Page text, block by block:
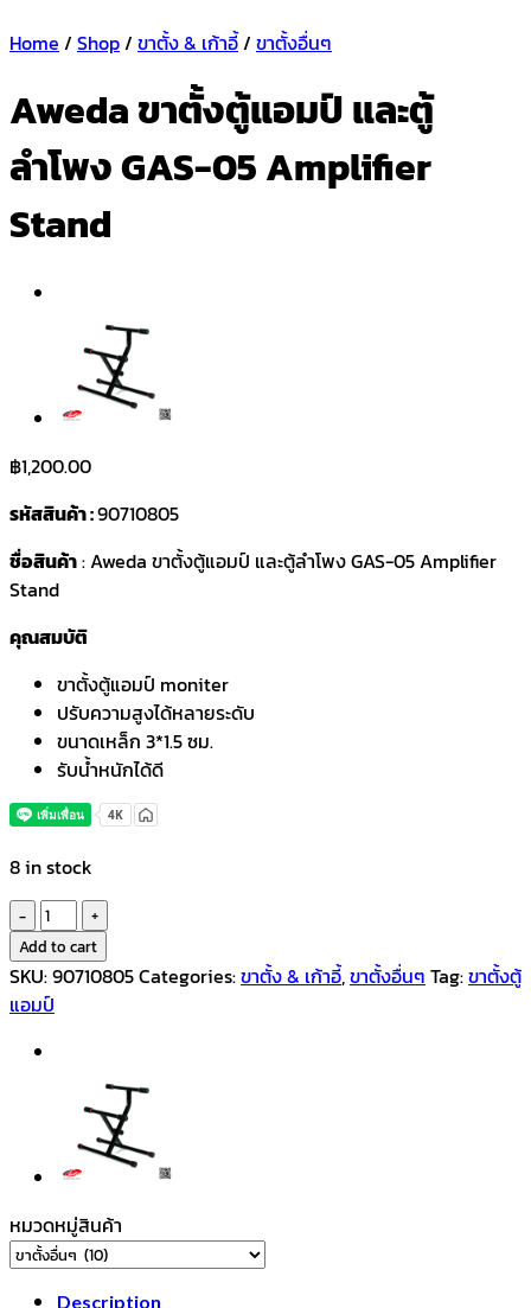
Home / Shop/ ขาตั้ง & เก้าอี้/ ขาตั้งอื่นๆ
Aweda ขาตั้งตู้แอมป์ และตู้
ลำโพง GAS-05 Amplifier
Stand
฿1,200.00
รหัสสินค้า :90710805
ชื่อสินค้า: Aweda ขาตั้งตู้แอมป์ และตู้ลำโพง GAS-05 Amplifier
Stand
คุณสมบัติ
ขาตั้งตู้แอมป์ moniter
ปรับความสูงได้หลายระดับ
ขนาดเหล็ก 3*1.5 ซม.
รับน้ำหนักได้ดี
8 in stock
Aweda
ขา
ตั้ง
ตู้
และ
ลำโพง
GAS-
05
Stand
quantity
Add to cart
SKU:90710805Categories:ขาตั้ง & เก้าอี้,ขาตั้งอื่นๆ Tag:ขาตั้งตู้
แอมป์
หมวดหมู่สินค้า
Description